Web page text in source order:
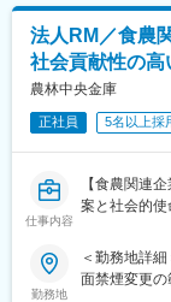
のままぶつ
ス展開をして
■メインミッ
社会変革や地
て向けた財務
案をしていき
■営業ポジシ
・財務支援
案が可能です
・各事業エリ
・戦略的に
訪問数平均2
法人RM／食農
社会貢献性の高
農林中央金庫
正社員 5名以上採
仕事内容
【食農関連
案と社会的
■業務概要
勤務地
＜勤務地詳
面禁煙変更の